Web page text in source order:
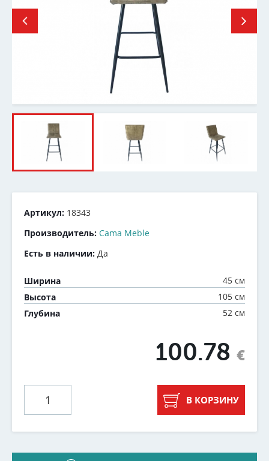
Артикул: 18343
Производитель: Cama Meble
Есть в наличии: Да
Ширина
45 см
Высота
105 см
Глубина
52 см
100.78 €
В КОРЗИНУ